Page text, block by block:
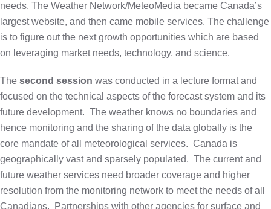
needs, The Weather Network/MeteoMedia became Canada’s
largest website, and then came mobile services. The challenge
is to figure out the next growth opportunities which are based
on leveraging market needs, technology, and science.
The second session was conducted in a lecture format and
focused on the technical aspects of the forecast system and its
future development. The weather knows no boundaries and
hence monitoring and the sharing of the data globally is the
core mandate of all meteorological services. Canada is
geographically vast and sparsely populated. The current and
future weather services need broader coverage and higher
resolution from the monitoring network to meet the needs of all
Canadians.
Partnerships with other agencies for surface and